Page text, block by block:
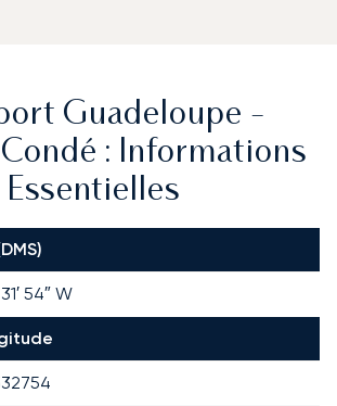
Guadeloupe -
: Informations
Essentielles
31′ 54″ W